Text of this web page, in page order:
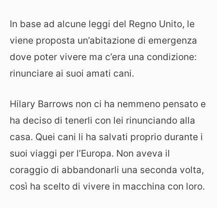
In base ad alcune leggi del Regno Unito, le
viene proposta un’abitazione di emergenza
dove poter vivere ma c’era una condizione:
rinunciare ai suoi amati cani.
Hilary Barrows non ci ha nemmeno pensato e
ha deciso di tenerli con lei rinunciando alla
casa. Quei cani li ha salvati proprio durante i
suoi viaggi per l’Europa. Non aveva il
coraggio di abbandonarli una seconda volta,
così ha scelto di vivere in macchina con loro.